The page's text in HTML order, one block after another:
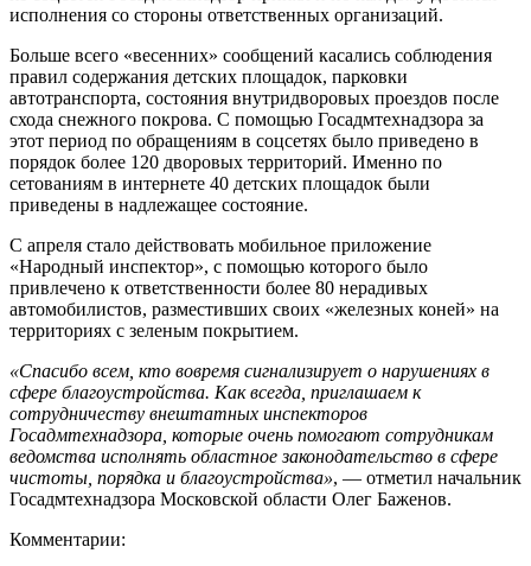
исполнения со стороны ответственных организаций.
Больше всего «весенних» сообщений касались соблюдения
правил содержания детских площадок, парковки
автотранспорта, состояния внутридворовых проездов после
схода снежного покрова. С помощью Госадмтехнадзора за
этот период по обращениям в соцсетях было приведено в
порядок более 120 дворовых территорий. Именно по
сетованиям в интернете 40 детских площадок были
приведены в надлежащее состояние.
С апреля стало действовать мобильное приложение
«Народный инспектор», с помощью которого было
привлечено к ответственности более 80 нерадивых
автомобилистов, разместивших своих «железных коней» на
территориях с зеленым покрытием.
«Спасибо всем, кто вовремя сигнализирует о нарушениях в
сфере благоустройства. Как всегда, приглашаем к
сотрудничеству внештатных инспекторов
Госадмтехнадзора, которые очень помогают сотрудникам
ведомства исполнять областное законодательство в сфере
чистоты, порядка и благоустройства», — отметил начальник
Госадмтехнадзора Московской области Олег Баженов.
Комментарии: